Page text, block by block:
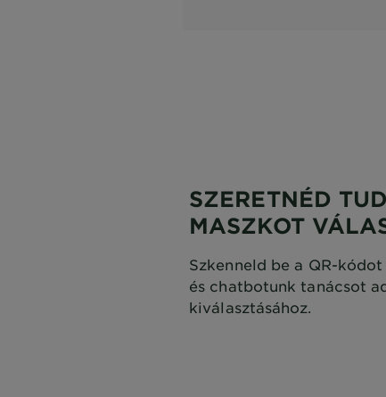
SZERETNÉD
MASZKOT
Szkenneld be a QR-
és chatbotunk tanácsot
kiválasztásához.